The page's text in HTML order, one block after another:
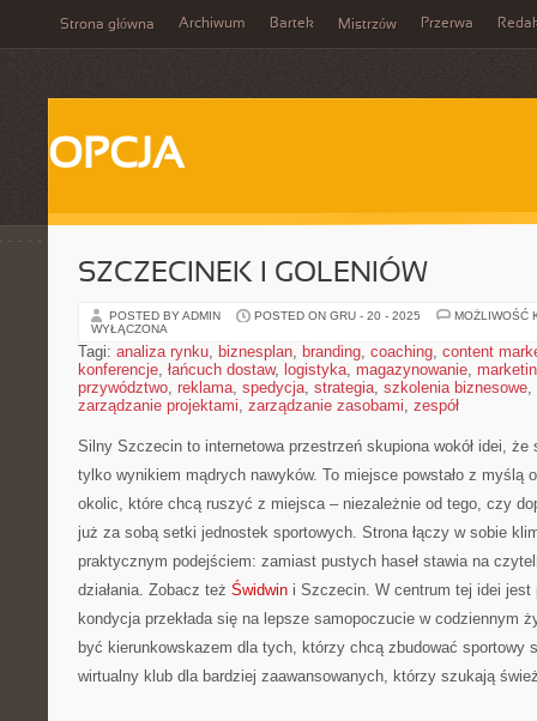
Strona główna Archiwum Bartek Mistrzów Przerwa
OPCJA
SZCZECINEK I GOLENIÓW
POSTED BY ADMIN POSTED ON GRU - 20 - 2025
MOŻLIWOŚĆ
WYŁĄCZONA
Tagi: analiza rynku, biznesplan, branding, coaching, content
konferencje, łańcuch dostaw, logistyka, magazynowanie,
przywództwo, reklama, spedycja, strategia, szkolenia biznesowe,
zarządzanie projektami, zarządzanie zasobami, zespół
Silny Szczecin to internetowa przestrzeń skupiona wokół idei, że
tylko wynikiem mądrych nawyków. To miejsce powstało z myślą
okolic, które chcą ruszyć z miejsca – niezależnie od tego, czy
już za sobą setki jednostek sportowych. Strona łączy w sobie
praktycznym podejściem: zamiast pustych haseł stawia na
działania. Zobacz też Świdwin i Szczecin. W centrum tej idei jest
kondycja przekłada się na lepsze samopoczucie w codziennym
być kierunkowskazem dla tych, którzy chcą zbudować sportowy
wirtualny klub dla bardziej zaawansowanych, którzy szukają